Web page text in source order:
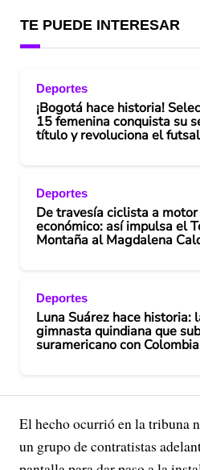
i
d
o
TE PUEDE INTERESAR
Deportes
¡Bogotá hace historia!
15 femenina conquista su
título y revoluciona el
Deportes
De travesía ciclista a motor
económico: así impulsa el
Montaña al Magdalena
Deportes
Luna Suárez hace historia:
gimnasta quindiana que
suramericano con Colombia
El hecho ocurrió en la tribuna
un grupo de contratistas